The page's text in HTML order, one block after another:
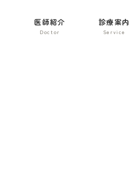
医師紹介 診療案内